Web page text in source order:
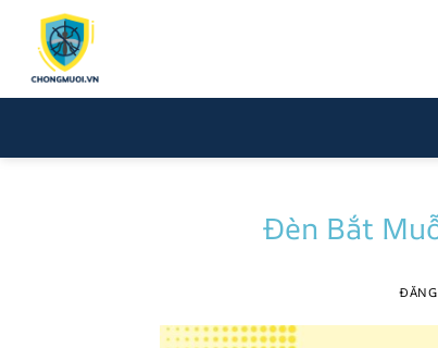
dung
Đèn Bắt
ĐĂNG